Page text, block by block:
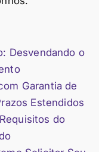
Desvendando o
Garantia de
Estendidos
do